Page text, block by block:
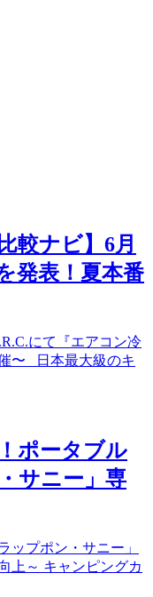
較ナビ】6月
発表！夏本番
にて『エアコン冷
〜 日本最大級のキ
ポータブル
サニー」専
ップポン・サニー」
上～ キャンピングカ